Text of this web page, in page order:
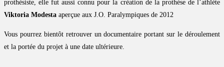
prothésiste, elle fut aussi connu pour la création de la prothèse de l’athlète
Viktoria Modesta aperçue aux J.O. Paralympiques de 2012
Vous pourrez bientôt retrouver un documentaire portant sur le déroulement
et la portée du projet à une date ultérieure.